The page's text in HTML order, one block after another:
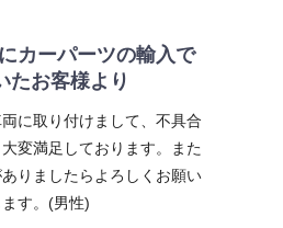
カーパーツの輸入で
たお客様より
に取り付けまして、不具合
大変満足しております。また
りましたらよろしくお願い
す。(男性)